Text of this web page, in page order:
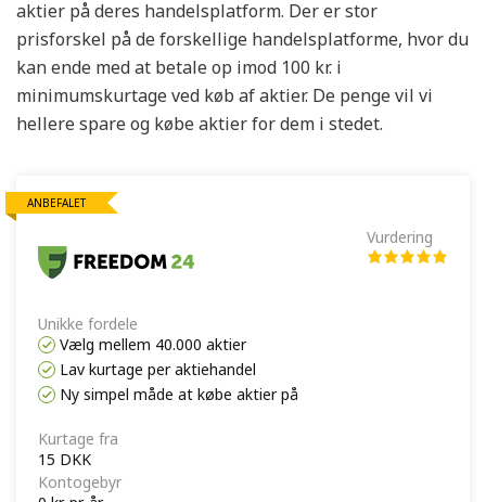
aktier på deres handelsplatform. Der er stor
prisforskel på de forskellige handelsplatforme, hvor du
kan ende med at betale op imod 100 kr. i
minimumskurtage ved køb af aktier. De penge vil vi
hellere spare og købe aktier for dem i stedet.
Vurdering
Unikke fordele
Vælg mellem 40.000 aktier
Lav kurtage per aktiehandel
Ny simpel måde at købe aktier på
Kurtage fra
15 DKK
Kontogebyr
ANBEFALET